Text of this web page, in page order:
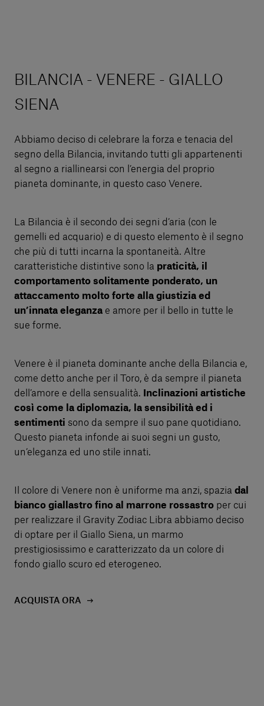
BILANCIA - VENERE - GIALLO
SIENA
Abbiamo deciso di celebrare la forza e tenacia del
segno della Bilancia, invitando tutti gli appartenenti
al segno a riallinearsi con l’energia del proprio
pianeta dominante, in questo caso Venere.
La Bilancia è il secondo dei segni d’aria (con le
gemelli ed acquario) e di questo elemento è il segno
che più di tutti incarna la spontaneità. Altre
caratteristiche distintive sono la praticità, il
comportamento solitamente ponderato, un
attaccamento molto forte alla giustizia ed
un’innata eleganza e amore per il bello in tutte le
sue forme.
Venere è il pianeta dominante anche della Bilancia e,
come detto anche per il Toro, è da sempre il pianeta
dell’amore e della sensualità.
Inclinazioni artistiche
così come la diplomazia, la sensibilità ed i
sentimenti sono da sempre il suo pane quotidiano.
Questo pianeta infonde ai suoi segni un gusto,
un’eleganza ed uno stile innati.
Il colore di Venere non è uniforme ma anzi, spazia dal
bianco giallastro fino al marrone rossastro per cui
per realizzare il Gravity Zodiac Libra abbiamo deciso
di optare per il Giallo Siena, un marmo
prestigiosissimo e caratterizzato da un colore di
fondo giallo scuro ed eterogeneo.
ACQUISTA ORA